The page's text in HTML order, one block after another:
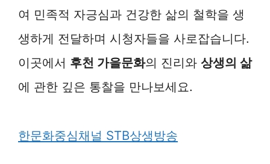
여 민족적 자긍심과 건강한 삶의 철학을 생
생하게 전달하며 시청자들을 사로잡습니다.
이곳에서 후천 가을문화의 진리와 상생의 삶
에 관한 깊은 통찰을 만나보세요.
한문화중심채널 STB상생방송